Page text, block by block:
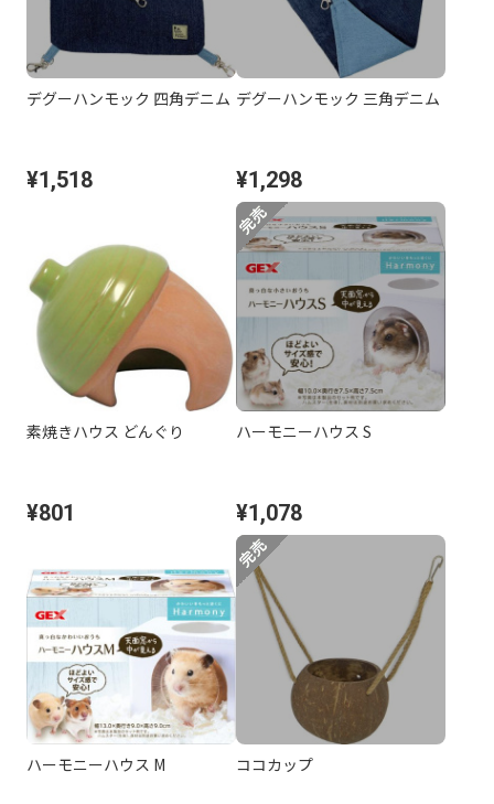
デグーハンモック 四角デニム
¥1,518
デグーハンモック 三角デニム
¥1,298
素焼きハウス どんぐり
¥801
ハーモニーハウス S
¥1,078
ハーモニーハウス M ココカップ